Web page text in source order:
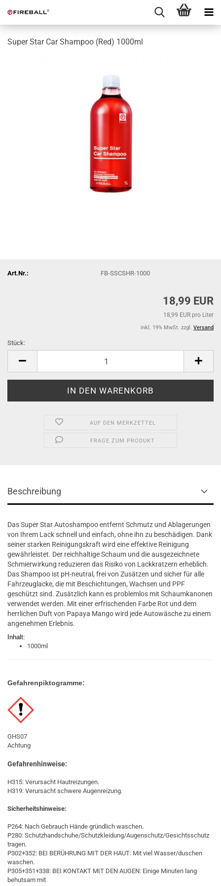
Super Star Car Shampoo (Red) 1000ml
Art.Nr.: FB-SSCSHR-1000
18,99 EUR
18,99 EUR pro Liter
inkl. 19% MwSt. zzgl. Versand
Stück:
AUF DEN MERKZETTEL
FRAGE ZUM PRODUKT
Beschreibung
Das Super Star Autoshampoo entfernt Schmutz und Ablagerungen
von Ihrem Lack schnell und einfach, ohne ihn zu beschädigen. Dank
seiner starken Reinigungskraft wird eine effektive Reinigung
gewährleistet. Der reichhaltige Schaum und die ausgezeichnete
Schmierwirkung reduzieren das Risiko von Lackkratzern erheblich.
Das Shampoo ist pH-neutral, frei von Zusätzen und sicher für alle
Fahrzeuglacke, die mit Beschichtungen, Wachsen und PPF
geschützt sind. Zusätzlich kann es problemlos mit Schaumkanonen
verwendet werden. Mit einer erfrischenden Farbe Rot und dem
herrlichen Duft von Papaya Mango wird jede Autowäsche zu einem
angenehmen Erlebnis.
Inhalt:
1000ml
Gefahrenpiktogramme:
GHS07
Achtung
Gefahrenhinweise:
H315: Verursacht Hautreizungen.
H319: Verursacht schwere Augenreizung.
Sicherheitshinweise:
P264: Nach Gebrauch Hände gründlich waschen.
P280: Schutzhandschuhe/Schutzkleidung/Augenschutz/Gesichtsschutz
tragen.
P302+352: BEI BERÜHRUNG MIT DER HAUT: Mit viel Wasser/duschen
waschen.
P305+351+338: BEI KONTAKT MIT DEN AUGEN: Einige Minuten lang
behutsam mit